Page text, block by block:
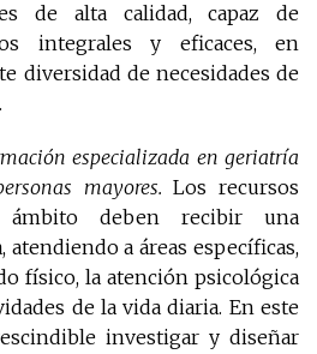
de alta calidad, capaz de
integrales y eficaces, en
diversidad de necesidades de
especializada en geriatría
mayores. Los recursos
deben recibir una
atendiendo a áreas específicas,
físico, la atención psicológica
de la vida diaria. En este
investigar y diseñar